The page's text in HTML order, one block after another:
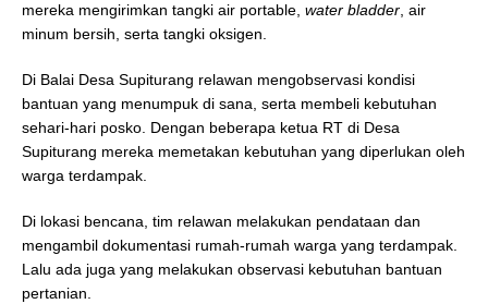
mereka mengirimkan tangki air portable, water bladder , air
minum bersih, serta tangki oksigen.
Di Balai Desa Supiturang relawan mengobservasi kondisi
bantuan yang menumpuk di sana, serta membeli kebutuhan
sehari-hari posko. Dengan beberapa ketua RT di Desa
Supiturang mereka memetakan kebutuhan yang diperlukan oleh
warga terdampak.
Di lokasi bencana, tim relawan melakukan pendataan dan
mengambil dokumentasi rumah-rumah warga yang terdampak.
Lalu ada juga yang melakukan observasi kebutuhan bantuan
pertanian.